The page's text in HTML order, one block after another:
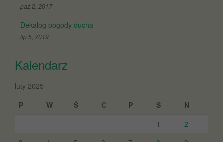
paź 2, 2017
Dekalog pogody ducha
lip 5, 2019
Kalendarz
luty 2025
P
W Ś C P S
N
1
2